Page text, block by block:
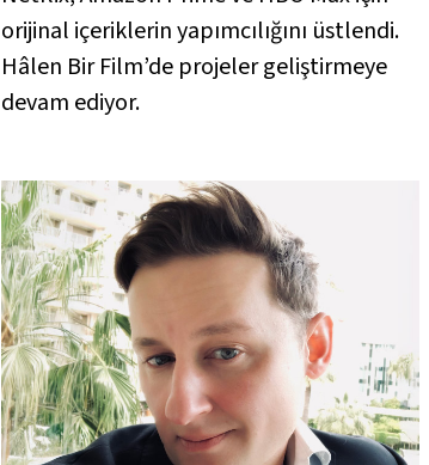
orijinal içeriklerin yapımcılığını üstlendi.
Hâlen Bir Film’de projeler geliştirmeye
devam ediyor.